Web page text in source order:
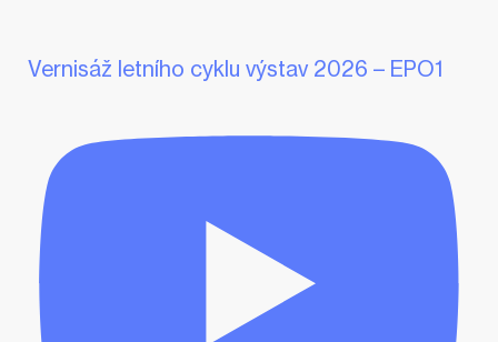
Vernisáž letního cyklu výstav 2026 – EPO1